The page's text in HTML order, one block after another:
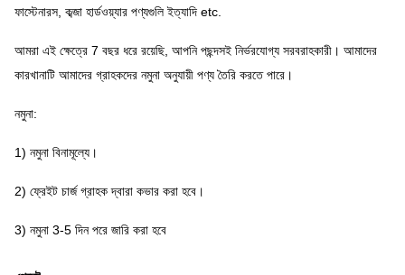
ফাস্টেনারস, কব্জা হার্ডওয়্যার পণ্যগুলি ইত্যাদি etc.
আমরা এই ক্ষেত্রে 7 বছর ধরে রয়েছি, আপনি পছন্দসই নির্ভরযোগ্য সরবরাহকারী। আমাদের
কারখানাটি আমাদের গ্রাহকদের নমুনা অনুযায়ী পণ্য তৈরি করতে পারে।
নমুনা:
1) নমুনা বিনামূল্যে।
2) ফ্রেইট চার্জ গ্রাহক দ্বারা কভার করা হবে।
3) নমুনা 3-5 দিন পরে জারি করা হবে